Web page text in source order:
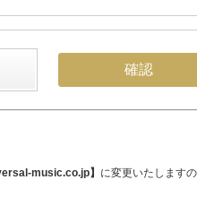
music.co.jp】 に変更いたします